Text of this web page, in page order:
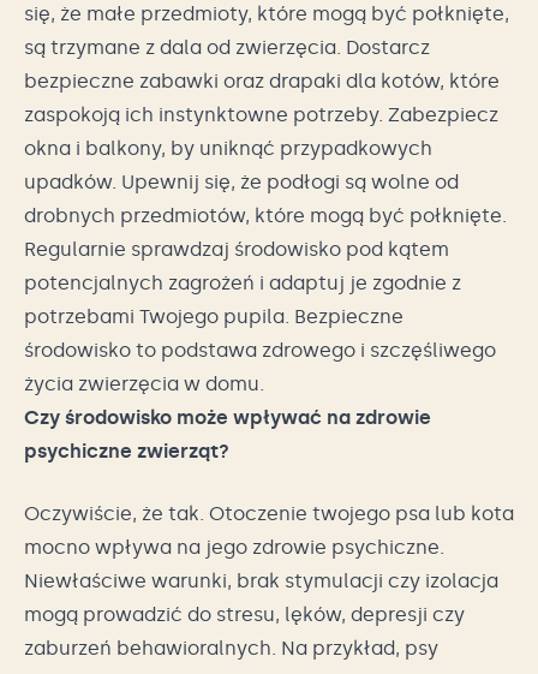
się, że małe przedmioty, które mogą być połknięte,
są trzymane z dala od zwierzęcia. Dostarcz
bezpieczne zabawki oraz drapaki dla kotów, które
zaspokoją ich instynktowne potrzeby. Zabezpiecz
okna i balkony, by uniknąć przypadkowych
upadków. Upewnij się, że podłogi są wolne od
drobnych przedmiotów, które mogą być połknięte.
Regularnie sprawdzaj środowisko pod kątem
potencjalnych zagrożeń i adaptuj je zgodnie z
potrzebami Twojego pupila. Bezpieczne
środowisko to podstawa zdrowego i szczęśliwego
życia zwierzęcia w domu.
Czy środowisko może wpływać na zdrowie
psychiczne zwierząt?
Oczywiście, że tak. Otoczenie twojego psa lub kota
mocno wpływa na jego zdrowie psychiczne.
Niewłaściwe warunki, brak stymulacji czy izolacja
mogą prowadzić do stresu, lęków, depresji czy
zaburzeń behawioralnych. Na przykład, psy